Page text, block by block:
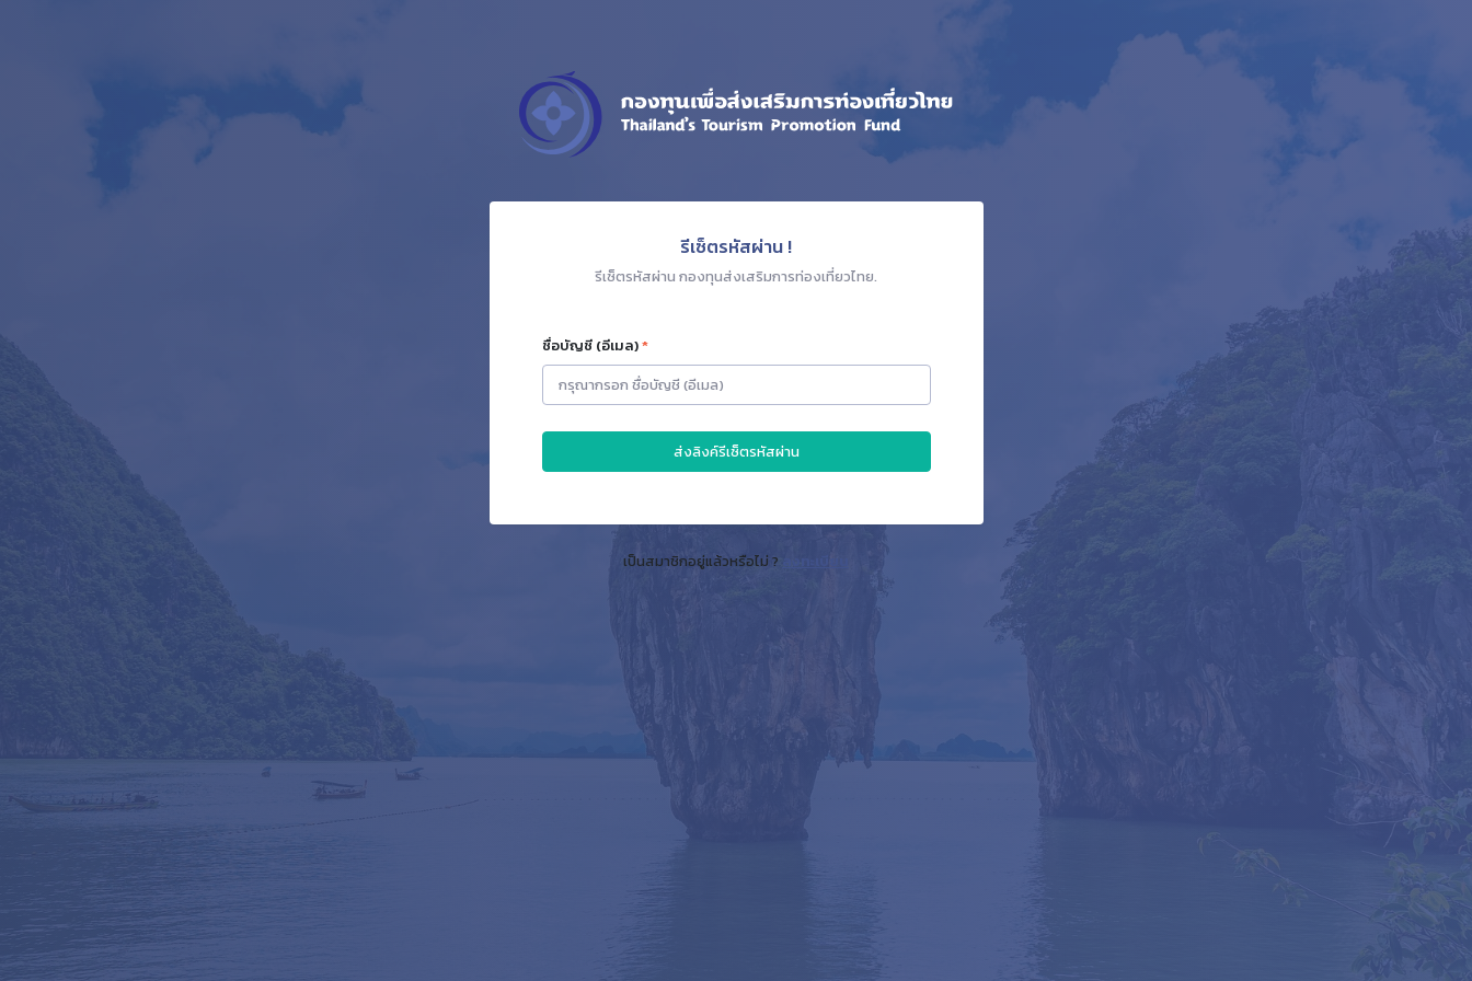
รีเซ็ตรหัสผ่าน !
รีเซ็ตรหัสผ่าน กองทุนส่งเสริมการท่องเที่ยวไทย.
ชื่อบัญชี (อีเมล)*
ส่งลิงค์รีเซ็ตรหัสผ่าน
เป็นสมาชิกอยู่แล้วหรือไม่ ?